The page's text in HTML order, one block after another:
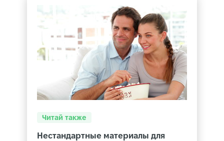
Читай также
Нестандартные материалы для